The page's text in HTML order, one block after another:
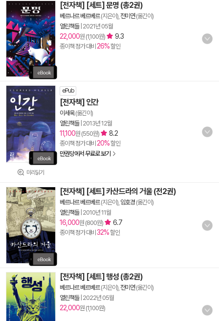
[전자책] [세트] 문명 (총2권)
베르나르 베르베르(지은이), 전미연(옮긴이)
열린책들| 2021년 05월
22,000원 (1,100원) 9.3
종이책 정가 대비 26%할인
미리읽기
ePub
[전자책] 인간
이세욱(옮긴이)
열린책들| 2013년 12월
11,100원 (550원) 8.2
종이책 정가 대비 20%할인
만권당에서 무료로 보기
[전자책] [세트] 카산드라의 거울 (전2권)
베르나르 베르베르(지은이), 임호경 (옮긴이)
열린책들| 2010년 11월
16,000원 (800원) 6.7
종이책 정가 대비 32%할인
[전자책] [세트] 행성 (총2권)
베르나르 베르베르(지은이), 전미연(옮긴이)
열린책들| 2022년 05월
22,000원 (1,100원)